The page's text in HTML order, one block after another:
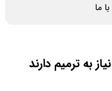
ما
به ترمیم دارند